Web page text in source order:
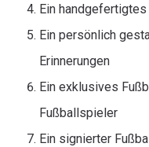
Ein
Ein persönlich
Erinnerungen
Ein exklusives
Fußballspieler
Ein signierter